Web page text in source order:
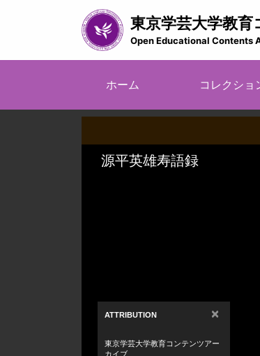
東京学芸大学教
Open Educational Contents
ン
ビ
ホーム コレクショ